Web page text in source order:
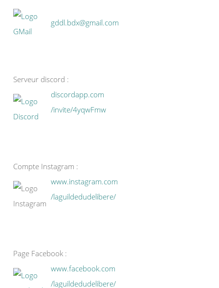
gddl.bdx@gmail.com
Serveur discord :
discordapp.com
/invite/4yqwFmw
Compte Instagram :
www.instagram.com
/laguildedudelibere/
Page Facebook :
www.facebook.com
/laguildedudelibere/